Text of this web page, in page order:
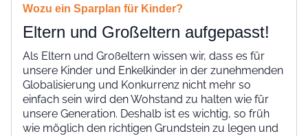
Wozu ein Sparplan für Kinder?
Eltern und Großeltern aufgepasst!
Als Eltern und Großeltern wissen wir, dass es für
unsere Kinder und Enkelkinder in der zunehmenden
Globalisierung und Konkurrenz nicht mehr so
einfach sein wird den Wohstand zu halten wie für
unsere Generation. Deshalb ist es wichtig, so früh
wie möglich den richtigen Grundstein zu legen und